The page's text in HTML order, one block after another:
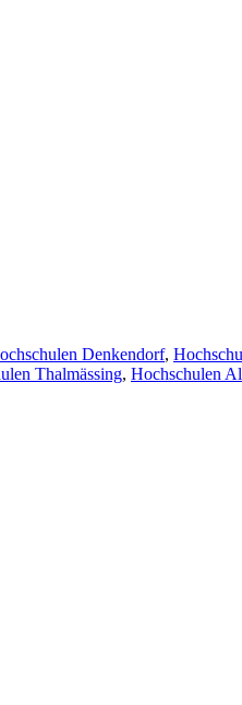
Denkendorf,
Thalmässing, Hochschulen